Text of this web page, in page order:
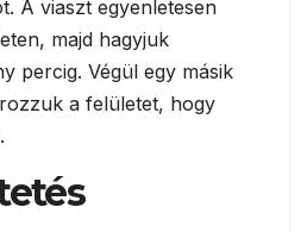
A viaszt egyenletesen
majd hagyjuk
percig. Végül egy másik
a felületet, hogy